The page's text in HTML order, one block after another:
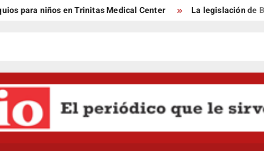
niños en Trinitas Medical Center La legislación de